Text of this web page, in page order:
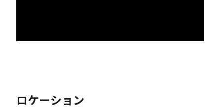
ロケーション